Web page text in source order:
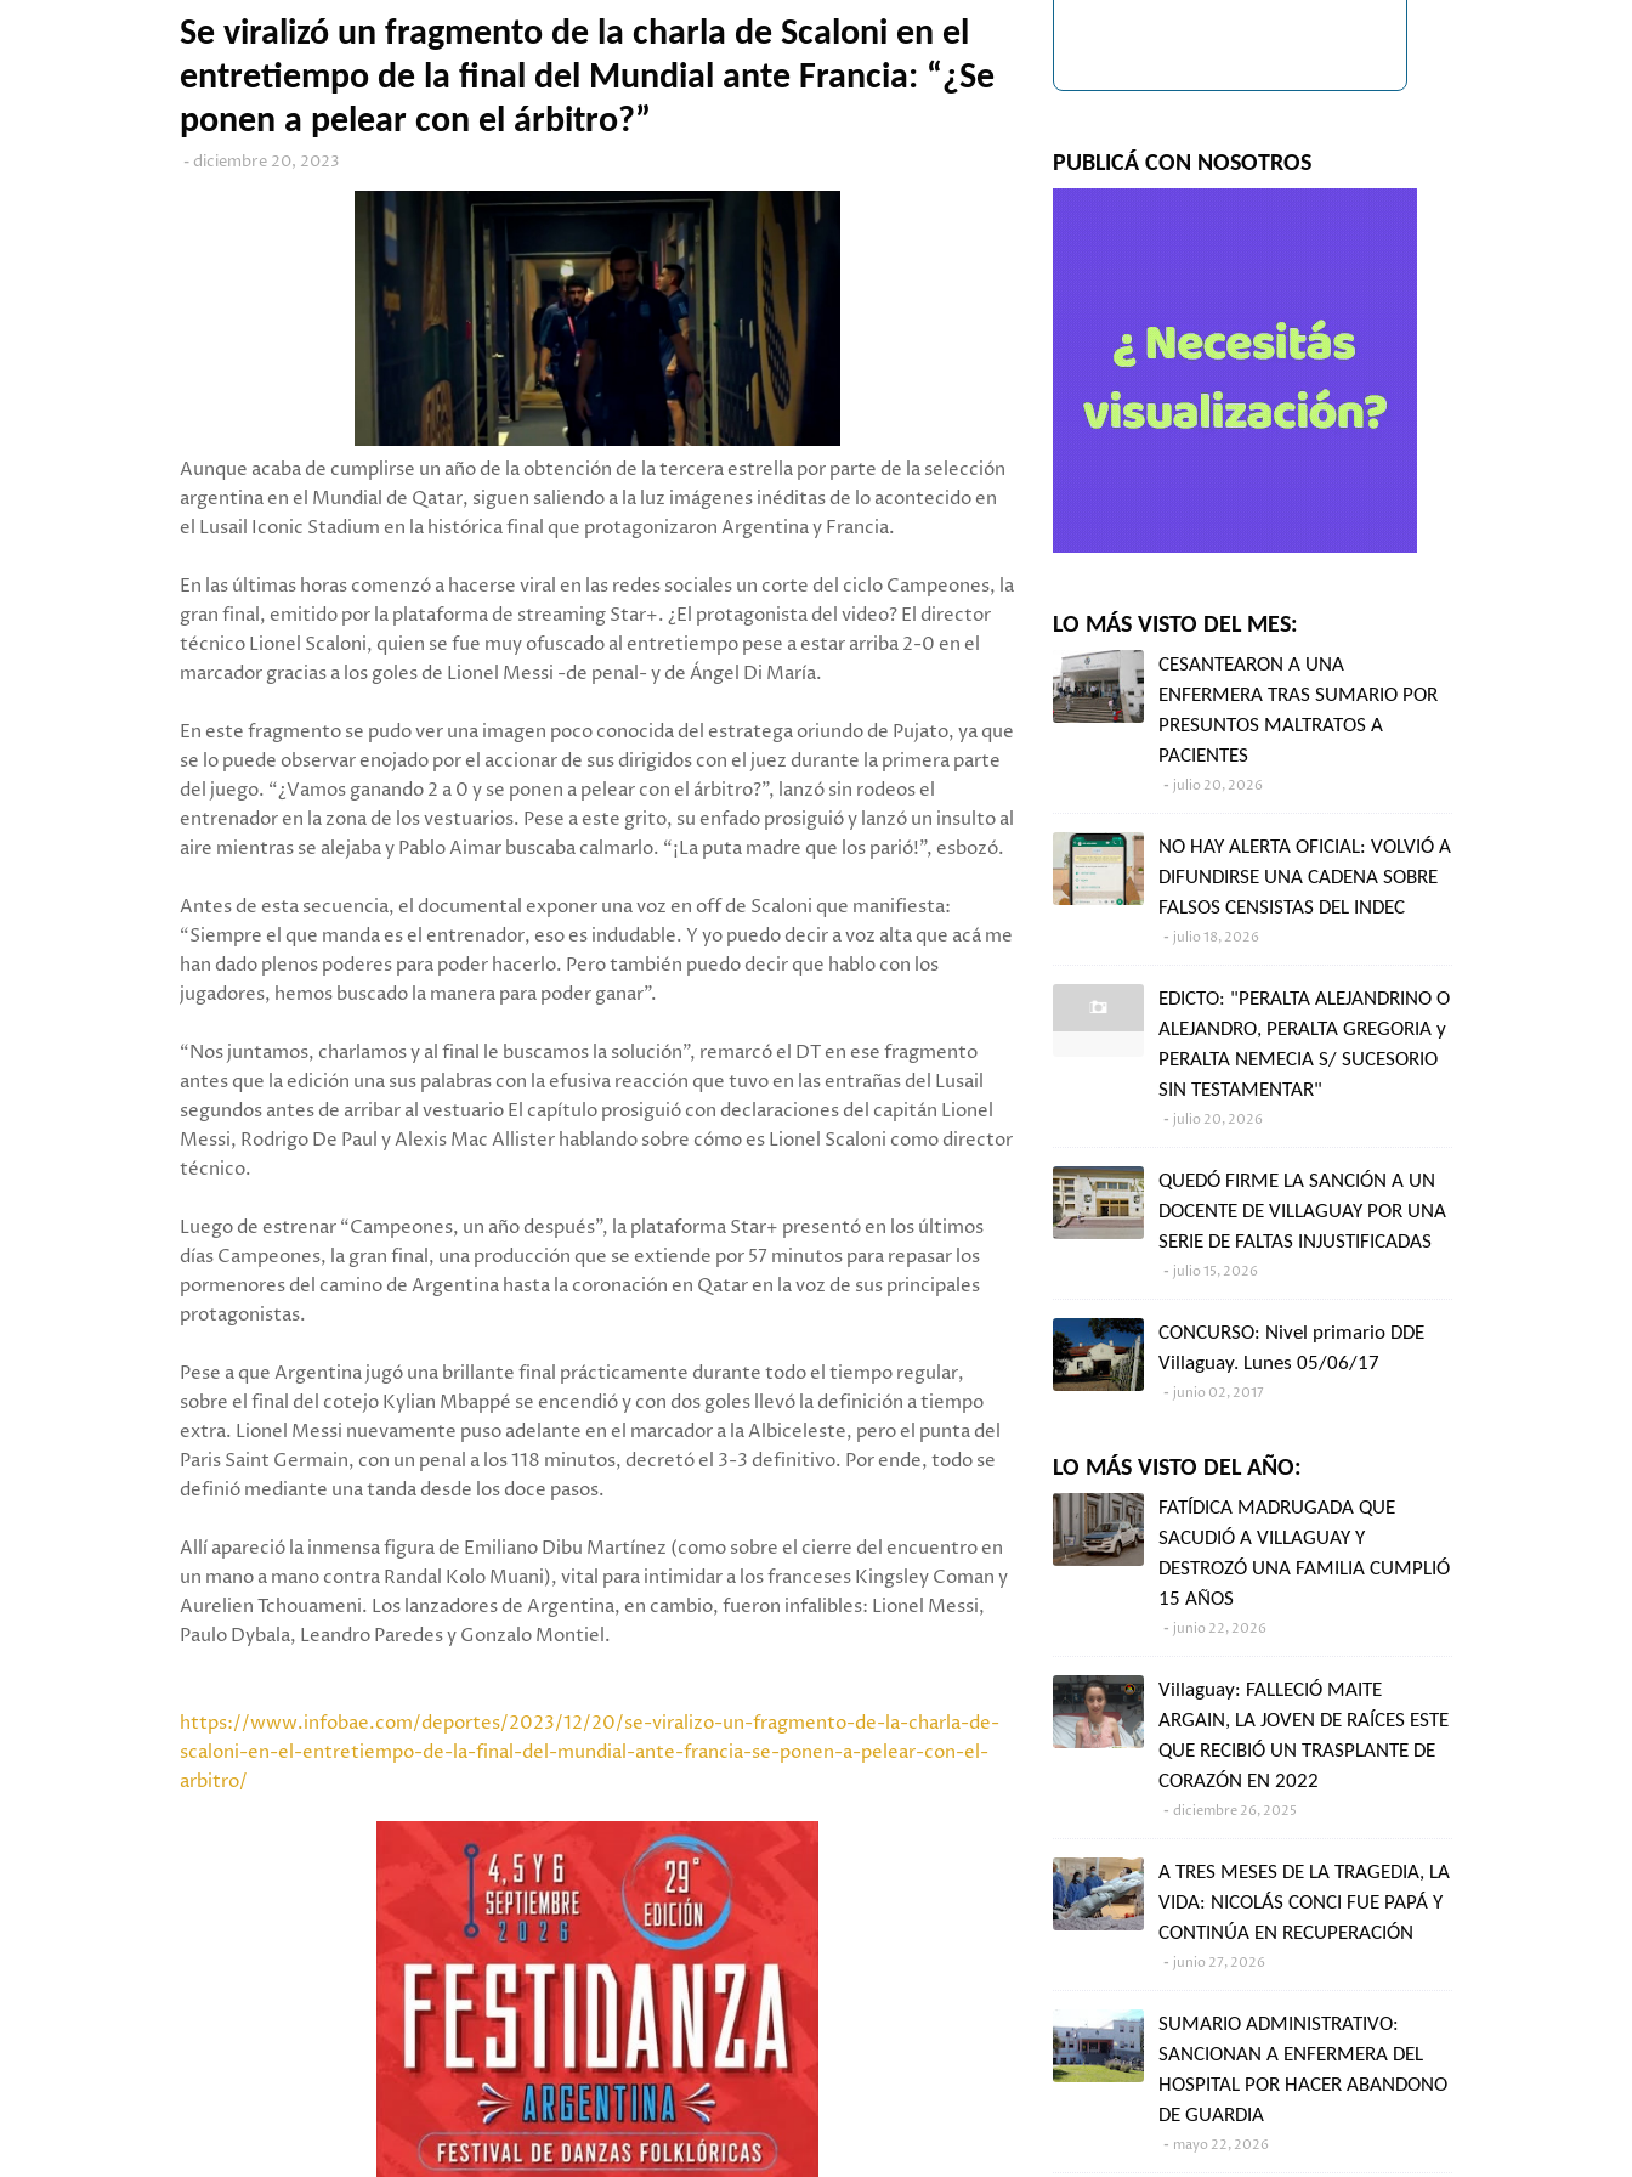
Se viralizó un fragmento de la charla de Scaloni en el
entretiempo de la final del Mundial ante Francia: “¿Se
ponen a pelear con el árbitro?”
diciembre 20, 2023
Aunque acaba de cumplirse un año de la obtención de la tercera estrella por parte de la selección
argentina en el Mundial de Qatar, siguen saliendo a la luz imágenes inéditas de lo acontecido en
el Lusail Iconic Stadium en la histórica final que protagonizaron Argentina y Francia.
En las últimas horas comenzó a hacerse viral en las redes sociales un corte del ciclo Campeones, la
gran final, emitido por la plataforma de streaming Star+. ¿El protagonista del video? El director
técnico Lionel Scaloni, quien se fue muy ofuscado al entretiempo pese a estar arriba 2-0 en el
marcador gracias a los goles de Lionel Messi -de penal- y de Ángel Di María.
En este fragmento se pudo ver una imagen poco conocida del estratega oriundo de Pujato, ya que
se lo puede observar enojado por el accionar de sus dirigidos con el juez durante la primera parte
del juego. “¿Vamos ganando 2 a 0 y se ponen a pelear con el árbitro?”, lanzó sin rodeos el
entrenador en la zona de los vestuarios. Pese a este grito, su enfado prosiguió y lanzó un insulto al
aire mientras se alejaba y Pablo Aimar buscaba calmarlo. “¡La puta madre que los parió!”, esbozó.
Antes de esta secuencia, el documental exponer una voz en off de Scaloni que manifiesta:
“Siempre el que manda es el entrenador, eso es indudable. Y yo puedo decir a voz alta que acá me
han dado plenos poderes para poder hacerlo. Pero también puedo decir que hablo con los
jugadores, hemos buscado la manera para poder ganar”.
“Nos juntamos, charlamos y al final le buscamos la solución”, remarcó el DT en ese fragmento
antes que la edición una sus palabras con la efusiva reacción que tuvo en las entrañas del Lusail
segundos antes de arribar al vestuario El capítulo prosiguió con declaraciones del capitán Lionel
Messi, Rodrigo De Paul y Alexis Mac Allister hablando sobre cómo es Lionel Scaloni como director
técnico.
Luego de estrenar “Campeones, un año después”, la plataforma Star+ presentó en los últimos
días Campeones, la gran final, una producción que se extiende por 57 minutos para repasar los
pormenores del camino de Argentina hasta la coronación en Qatar en la voz de sus principales
protagonistas.
Pese a que Argentina jugó una brillante final prácticamente durante todo el tiempo regular,
sobre el final del cotejo Kylian Mbappé se encendió y con dos goles llevó la definición a tiempo
extra. Lionel Messi nuevamente puso adelante en el marcador a la Albiceleste, pero el punta del
Paris Saint Germain, con un penal a los 118 minutos, decretó el 3-3 definitivo. Por ende, todo se
definió mediante una tanda desde los doce pasos.
Allí apareció la inmensa figura de Emiliano Dibu Martínez (como sobre el cierre del encuentro en
un mano a mano contra Randal Kolo Muani), vital para intimidar a los franceses Kingsley Coman y
Aurelien Tchouameni. Los lanzadores de Argentina, en cambio, fueron infalibles: Lionel Messi,
Paulo Dybala, Leandro Paredes y Gonzalo Montiel.
https://www.infobae.com/deportes/2023/12/20/se-viralizo-un-fragmento-de-la-charla-de-
scaloni-en-el-entretiempo-de-la-final-del-mundial-ante-francia-se-ponen-a-pelear-con-el-
arbitro/
PUBLICÁ CON NOSOTROS
LO MÁS VISTO DEL MES:
CESANTEARON A UNA
ENFERMERA TRAS SUMARIO POR
PRESUNTOS MALTRATOS A
PACIENTES
julio 20, 2026
NO HAY ALERTA OFICIAL: VOLVIÓ A
DIFUNDIRSE UNA CADENA SOBRE
FALSOS CENSISTAS DEL INDEC
julio 18, 2026
EDICTO: "PERALTA ALEJANDRINO O
ALEJANDRO, PERALTA GREGORIA y
PERALTA NEMECIA S/ SUCESORIO
SIN TESTAMENTAR"
julio 20, 2026
QUEDÓ FIRME LA SANCIÓN A UN
DOCENTE DE VILLAGUAY POR UNA
SERIE DE FALTAS INJUSTIFICADAS
julio 15, 2026
CONCURSO: Nivel primario DDE
Villaguay. Lunes 05/06/17
junio 02, 2017
LO MÁS VISTO DEL AÑO:
FATÍDICA MADRUGADA QUE
SACUDIÓ A VILLAGUAY Y
DESTROZÓ UNA FAMILIA CUMPLIÓ
15 AÑOS
junio 22, 2026
Villaguay: FALLECIÓ MAITE
ARGAIN, LA JOVEN DE RAÍCES ESTE
QUE RECIBIÓ UN TRASPLANTE DE
CORAZÓN EN 2022
diciembre 26, 2025
A TRES MESES DE LA TRAGEDIA, LA
VIDA: NICOLÁS CONCI FUE PAPÁ Y
CONTINÚA EN RECUPERACIÓN
junio 27, 2026
SUMARIO ADMINISTRATIVO:
SANCIONAN A ENFERMERA DEL
HOSPITAL POR HACER ABANDONO
DE GUARDIA
mayo 22, 2026